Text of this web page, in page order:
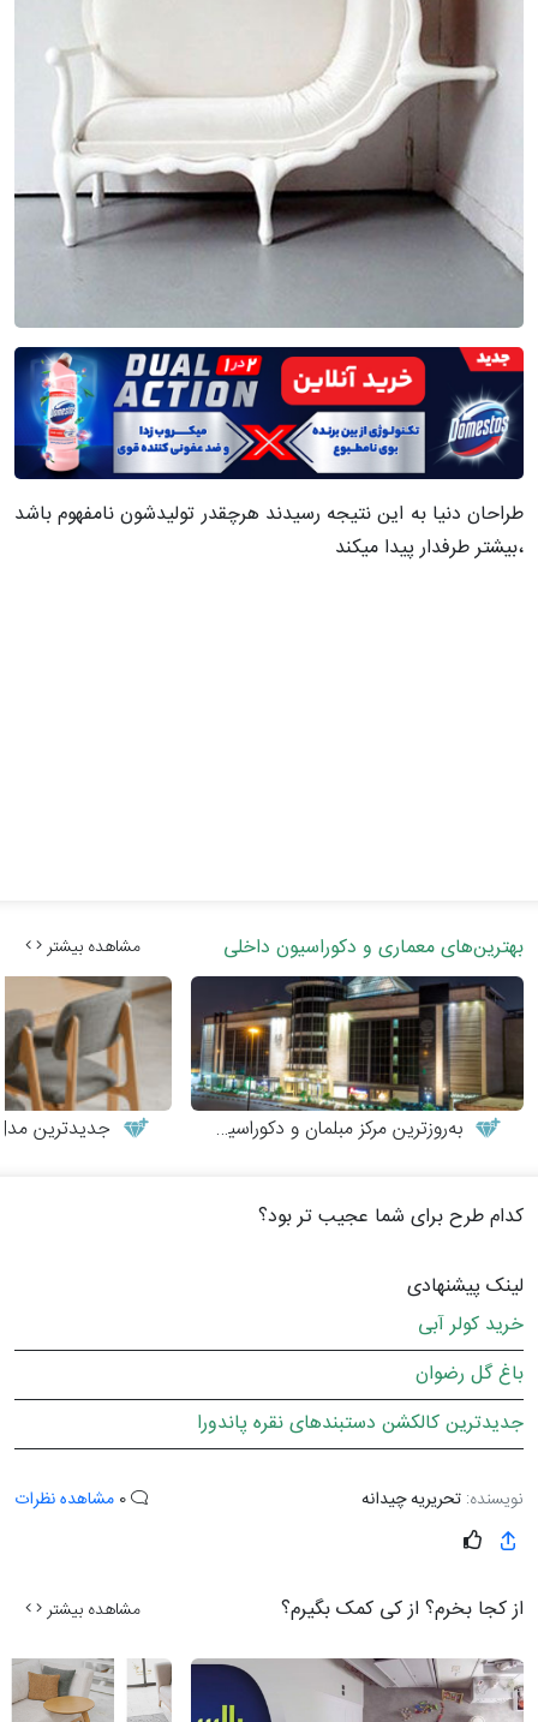
طراحان دنیا به این نتیجه رسیدند هرچقدر تولیدشون نامفهوم باشد
،بیشتر طرفدار پیدا میکند
بهترین‌های معماری و دکوراسیون داخلی مشاهده بیشتر
به‌روزترین مرکز مبلمان و دکوراسیون جدیدترین مدل‌های
کدام طرح برای شما عجیب تر بود؟
لینک پیشنهادی
خرید کولر آبی
باغ گل رضوان
جدیدترین کالکشن دستبندهای نقره پاندورا
نویسنده: تحریریه چیدانه مشاهده نظرات
از کجا بخرم؟ از کی کمک بگیرم؟ مشاهده بیشتر